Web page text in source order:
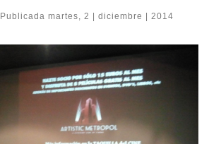
Publicada martes, 2 | diciembre | 2014